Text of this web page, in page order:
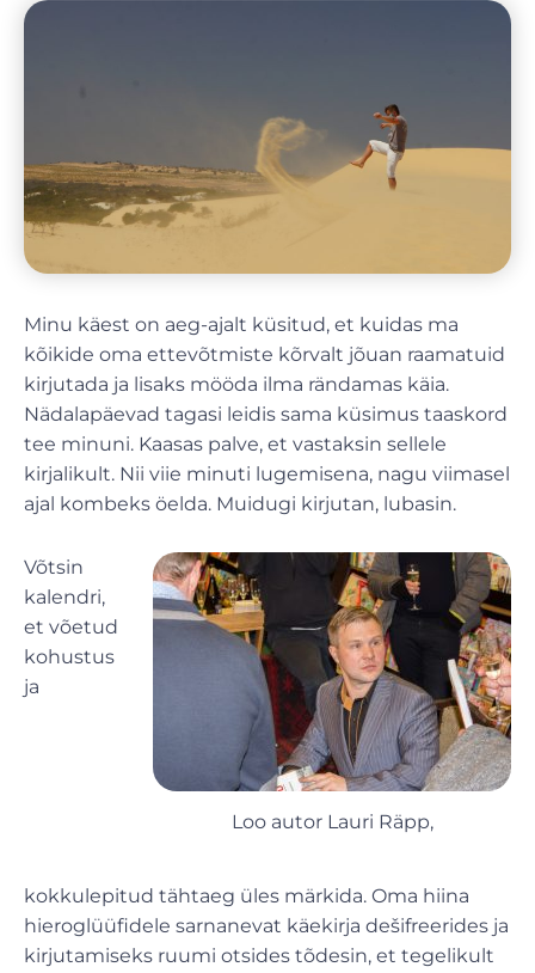
Minu käest on aeg-ajalt küsitud, et kuidas ma
kõikide oma ettevõtmiste kõrvalt jõuan raamatuid
kirjutada ja lisaks mööda ilma rändamas käia.
Nädalapäevad tagasi leidis sama küsimus taaskord
tee minuni. Kaasas palve, et vastaksin sellele
kirjalikult. Nii viie minuti lugemisena, nagu viimasel
ajal kombeks öelda. Muidugi kirjutan, lubasin.
Loo autor Lauri Räpp,
Võtsin
kalendri,
et võetud
kohustus
ja
kokkulepitud tähtaeg üles märkida. Oma hiina
hieroglüüfidele sarnanevat käekirja dešifreerides ja
kirjutamiseks ruumi otsides tõdesin, et tegelikult